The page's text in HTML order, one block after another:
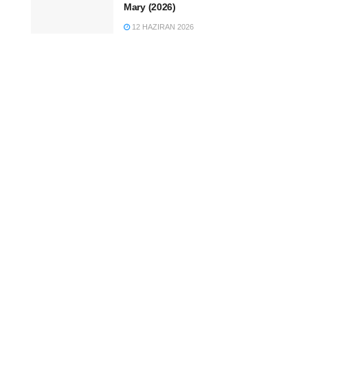
Mary (2026)
12 HAZIRAN 2026